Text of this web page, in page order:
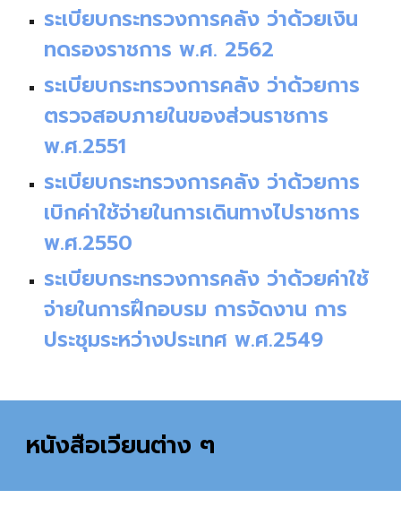
ระเบียบกระทรวงการคลัง ว่าด้วยเงิน
ทดรองราชการ พ.ศ. 2562
ระเบียบกระทรวงการคลัง ว่าด้วยการ
ตรวจสอบภายในของส่วนราชการ
พ.ศ.2551
ระเบียบกระทรวงการคลัง ว่าด้วยการ
เบิกค่าใช้จ่ายในการเดินทางไปราชการ
พ.ศ.2550
ระเบียบกระทรวงการคลัง ว่าด้วยค่าใช้
จ่ายในการฝึกอบรม การจัดงาน การ
ประชุมระหว่างประเทศ พ.ศ.2549
หนังสือเวียนต่าง ๆ